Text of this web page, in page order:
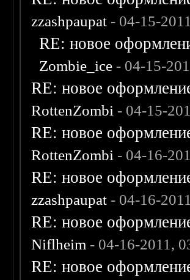
zzashpaupat - 04-15-
RE: новое
Zombie_ice - 04-15-
RE: новое
RottenZombi - 04-15-
RE: новое
RottenZombi - 04-16-
RE: новое
zzashpaupat - 04-16-
RE: новое
Niflheim - 04-16-2011,
RE: новое